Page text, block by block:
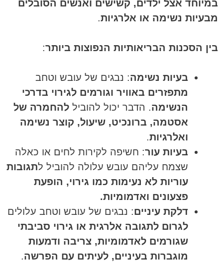
במיוחד אצל ילדים, קשישים ואנשים הסובלים
מבעיות נשימה או אלרגיות.
בין הסכנות הבריאותיות הנפוצות ביותר:
בעיות נשימה: נבגים של עובש וטחב
מתפזרים באוויר וגורמים לגירוי בדרכי
הנשימה. הדבר יכול להוביל להחמרה של
אסטמה, ברונכיט, שיעול, קוצר נשימה
ואלרגיות.
בעיות עור: חשיפה לקירות לחים או כאלה
שצמח עליהם עובש עלולה להוביל לתגובות
עוריות לא נעימות כמו גירוי, הופעת
פצעונים ואדמומיות.
דלקת עיניים: נבגים של עובש וטחב עלולים
לגרום לתגובה אלרגית או גירוי סביבתי
שגורמים לאדמומיות, צריבה ודמעות
מוגברות בעיניים, לעיתים עם הפרשה.